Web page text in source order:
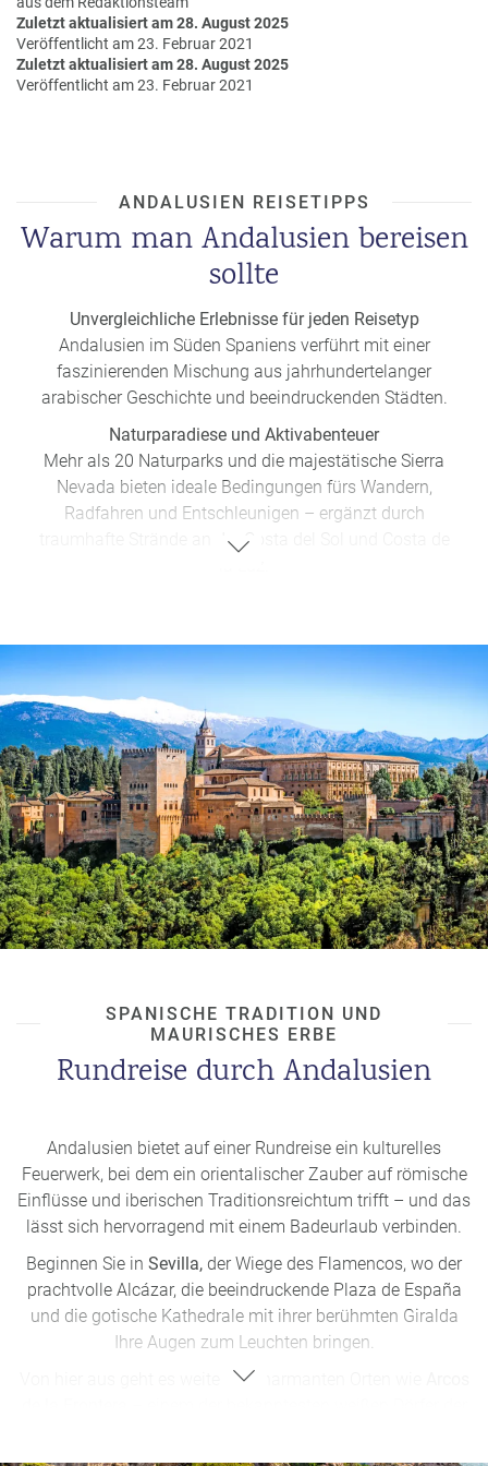
a
m
m
Zuletzt aktualisiert am 28. August 2025
Veröffentlicht am 23. Februar 2021
Zuletzt aktualisiert am 28. August 2025
Veröffentlicht am 23. Februar 2021
ANDALUSIEN REISETIPPS
Warum man Andalusien bereisen
sollte
Unvergleichliche Erlebnisse für jeden Reisetyp
Andalusien im Süden Spaniens verführt mit einer
faszinierenden Mischung aus jahrhundertelanger
arabischer Geschichte und beeindruckenden Städten.
Naturparadiese und Aktivabenteuer
Mehr als 20 Naturparks und die majestätische Sierra
Nevada bieten ideale Bedingungen fürs Wandern,
Radfahren und Entschleunigen – ergänzt durch
traumhafte Strände an der Costa del Sol und Costa de
aromatischer Gazpacho und charakteristischen Tapas
in urigen Bars bis hin zu einem Glas exzellentem
Málaga-Wein.
Hollywood-Momente in Andalusien
Die Region begeistert Cinephile mit atemberaubenden
Schauplätzen, die u.a. als Kulisse für Game of Thrones,
Star Wars und Klassiker wie Lawrence von Arabien
dienten.
SPANISCHE TRADITION UND
MAURISCHES ERBE
Rundreise durch Andalusien
Andalusien bietet auf einer Rundreise ein kulturelles
Feuerwerk, bei dem ein orientalischer Zauber auf römische
Einflüsse und iberischen Traditionsreichtum trifft – und das
lässt sich hervorragend mit einem Badeurlaub verbinden.
Beginnen Sie in Sevilla, der Wiege des Flamencos, wo der
prachtvolle Alcázar, die beeindruckende Plaza de España
und die gotische Kathedrale mit ihrer berühmten Giralda
Ihre Augen zum Leuchten bringen.
Von hier aus geht es weiter zu charmanten Orten wie
Bodegas, wo die Häuser direkt in den Fels gehauen wurden.